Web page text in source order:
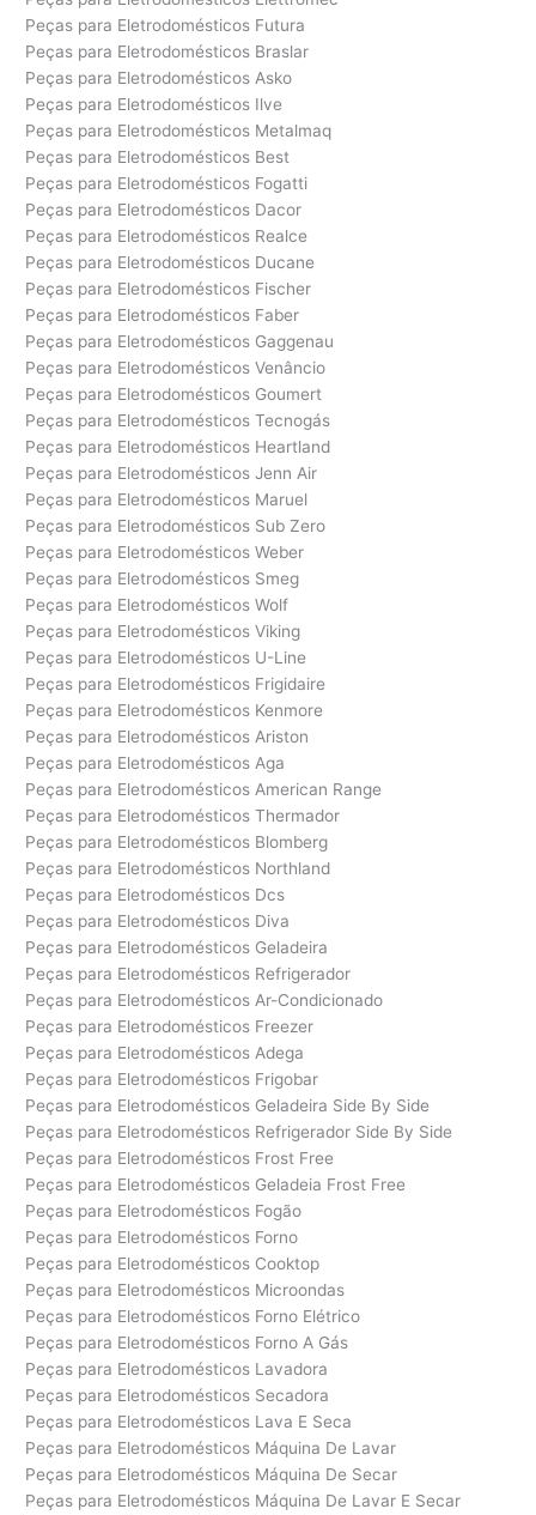
Peças para Eletrodomésticos Futura
Peças para Eletrodomésticos Braslar
Peças para Eletrodomésticos Asko
Peças para Eletrodomésticos Ilve
Peças para Eletrodomésticos Metalmaq
Peças para Eletrodomésticos Best
Peças para Eletrodomésticos Fogatti
Peças para Eletrodomésticos Dacor
Peças para Eletrodomésticos Realce
Peças para Eletrodomésticos Ducane
Peças para Eletrodomésticos Fischer
Peças para Eletrodomésticos Faber
Peças para Eletrodomésticos Gaggenau
Peças para Eletrodomésticos Venâncio
Peças para Eletrodomésticos Goumert
Peças para Eletrodomésticos Tecnogás
Peças para Eletrodomésticos Heartland
Peças para Eletrodomésticos Jenn Air
Peças para Eletrodomésticos Maruel
Peças para Eletrodomésticos Sub Zero
Peças para Eletrodomésticos Weber
Peças para Eletrodomésticos Smeg
Peças para Eletrodomésticos Wolf
Peças para Eletrodomésticos Viking
Peças para Eletrodomésticos U-Line
Peças para Eletrodomésticos Frigidaire
Peças para Eletrodomésticos Kenmore
Peças para Eletrodomésticos Ariston
Peças para Eletrodomésticos Aga
Peças para Eletrodomésticos American Range
Peças para Eletrodomésticos Thermador
Peças para Eletrodomésticos Blomberg
Peças para Eletrodomésticos Northland
Peças para Eletrodomésticos Dcs
Peças para Eletrodomésticos Diva
Peças para Eletrodomésticos Geladeira
Peças para Eletrodomésticos Refrigerador
Peças para Eletrodomésticos Ar-Condicionado
Peças para Eletrodomésticos Freezer
Peças para Eletrodomésticos Adega
Peças para Eletrodomésticos Frigobar
Peças para Eletrodomésticos Geladeira Side By Side
Peças para Eletrodomésticos Refrigerador Side By Side
Peças para Eletrodomésticos Frost Free
Peças para Eletrodomésticos Geladeia Frost Free
Peças para Eletrodomésticos Fogão
Peças para Eletrodomésticos Forno
Peças para Eletrodomésticos Cooktop
Peças para Eletrodomésticos Microondas
Peças para Eletrodomésticos Forno Elétrico
Peças para Eletrodomésticos Forno A Gás
Peças para Eletrodomésticos Lavadora
Peças para Eletrodomésticos Secadora
Peças para Eletrodomésticos Lava E Seca
Peças para Eletrodomésticos Máquina De Lavar
Peças para Eletrodomésticos Máquina De Secar
Peças para Eletrodomésticos Máquina De Lavar E Secar